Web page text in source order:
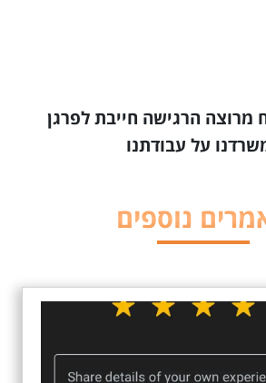
הרגישה חייבת לפרגן
על עבודתנו
נוספים